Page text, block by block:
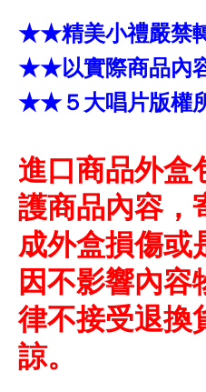
★★精美小禮嚴禁
★★以實際商品內
★★５大唱片版權
進口商品外盒
護商品內容，
成外盒損傷或
因不影響內容
律不接受退換
諒。